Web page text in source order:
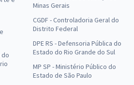
do
Minas Gerais
CGDF - Controladoria Geral do
Distrito Federal
DPE RS - Defensoria Pública do
Estado do Rio Grande do Sul
MP SP - Ministério Público do
Estado de São Paulo